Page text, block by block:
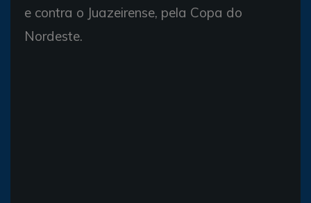
e contra o Juazeirense, pela Copa do
Nordeste.